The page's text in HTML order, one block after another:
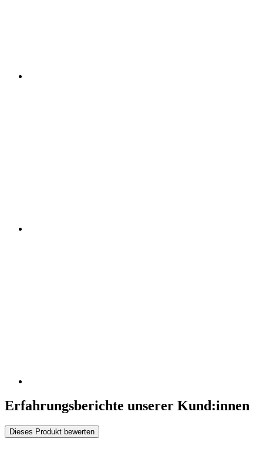
Erfahrungsberichte unserer Kund:innen
Dieses Produkt bewerten